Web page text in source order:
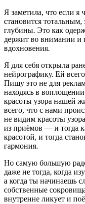
Я заметила, что если я
становится
глубины. Это как
держит во внимании и
вдохновения.
Я для себя открыла
нейрографику. Ей
Пишу это не для
находясь в
красоты узора нашей
всего, что с нами
не видим красоты
из приёмов — и тогда
красотой, и тогда
гармония.
Но самую большую
даже не тогда, когда
а когда ты начинаешь
собственные
внутренне ликует и